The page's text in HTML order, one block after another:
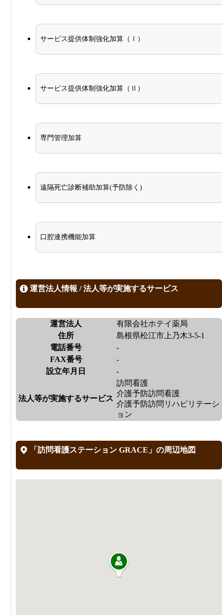
サービス提供体制強化加算（Ⅰ）
サービス提供体制強化加算（Ⅱ）
専門管理加算
遠隔死亡診断補助加算(予防除く)
口腔連携機能加算
運営法人情報 / 法人等が実施するサービス
運営法人
有限会社ホテイ薬局
住所
島根県松江市上乃木3-5-1
電話番号
-
FAX番号
-
設立年月日
-
法人等が実施するサービス
訪問看護
介護予防訪問看護
介護予防訪問リハビリテーシ
ョン
「訪問看護ステーション GRACE」の周辺地図